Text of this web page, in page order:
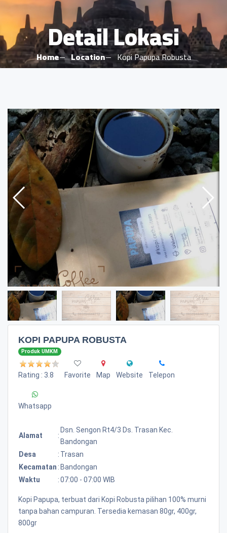
Detail Lokasi
Home Location Kopi Papupa Robusta
KOPI PAPUPA ROBUSTA
Produk UMKM
Rating : 3.8 Favorite Map Website Telepon
Whatsapp
Alamat :
Dsn. Sengon Rt4/3 Ds. Trasan Kec.
Bandongan
Desa
: Trasan
Kecamatan : Bandongan
Waktu
:07:00 - 07:00 WIB
Kopi Papupa, terbuat dari Kopi Robusta pilihan 100% murni
tanpa bahan campuran. Tersedia kemasan 80gr, 400gr,
800gr